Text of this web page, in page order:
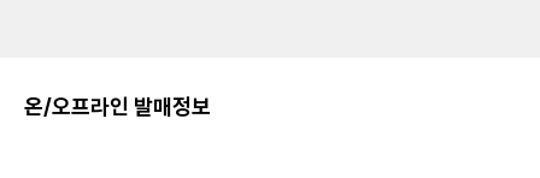
온/오프라인 발매정보